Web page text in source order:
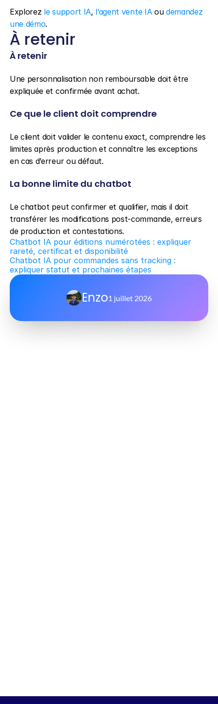
Explorez le support IA, l’agent vente IA ou demandez
une démo.
À retenir
À retenir
Une personnalisation non remboursable doit être
expliquée et confirmée avant achat.
Ce que le client doit comprendre
Le client doit valider le contenu exact, comprendre les
limites après production et connaître les exceptions
en cas d’erreur ou défaut.
La bonne limite du chatbot
Le chatbot peut confirmer et qualifier, mais il doit
transférer les modifications post-commande, erreurs
de production et contestations.
Chatbot IA pour éditions numérotées : expliquer
rareté, certificat et disponibilité
Chatbot IA pour commandes sans tracking :
expliquer statut et prochaines étapes
Enzo1 juillet 2026